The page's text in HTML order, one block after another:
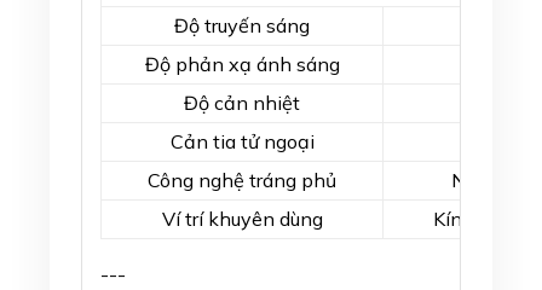
Độ truyến sáng
Độ phản xạ ánh sáng
Độ cản nhiệt
Cản tia tử ngoại
Công nghệ tráng phủ
Nano
Ví trí khuyên dùng
Kính sườn/
---